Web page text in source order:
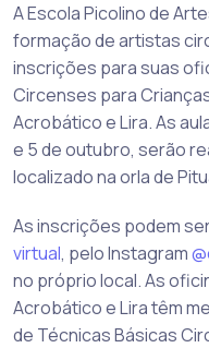
A Escola Picolino de
formação de artistas
inscrições para suas
Circenses para
Acrobático e Lira. As
e 5 de outubro, serão
localizado na orla de
As inscrições podem
virtual, pelo Instagram
no próprio local. As
Acrobático e Lira têm
de Técnicas Básicas